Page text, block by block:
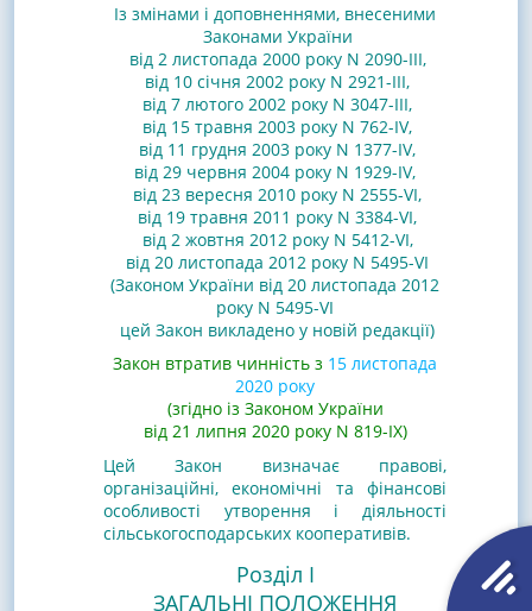
Із змінами і доповненнями, внесеними
Законами України
від 2 листопада 2000 року N 2090-III,
від 10 січня 2002 року N 2921-III,
від 7 лютого 2002 року N 3047-III,
від 15 травня 2003 року N 762-IV,
від 11 грудня 2003 року N 1377-IV,
від 29 червня 2004 року N 1929-IV,
від 23 вересня 2010 року N 2555-VI,
від 19 травня 2011 року N 3384-VI,
від 2 жовтня 2012 року N 5412-VI,
від 20 листопада 2012 року N 5495-VI
(Законом України від 20 листопада 2012
року N 5495-VI
цей Закон викладено у новій редакції)
Закон втратив чинність з 15 листопада
2020 року
(згідно із Законом України
від 21 липня 2020 року N 819-IX)
Цей Закон визначає правові,
організаційні, економічні та фінансові
особливості утворення і діяльності
сільськогосподарських кооперативів.
Розділ I
ЗАГАЛЬНІ ПОЛОЖЕННЯ